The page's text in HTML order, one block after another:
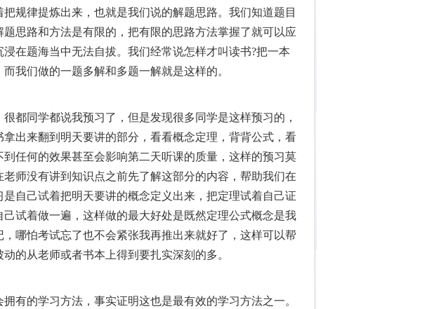
规律提炼出来，也就是我们说的解题思路。我们知道题目
思路和方法是有限的，把有限的思路方法掌握了就可以应
在题海当中无法自拔。我们经常说怎样才叫读书?把一本
我们做的一题多解和多题一解就是这样的。
都同学都说我预习了，但是发现很多同学是这样预习的，
出来翻到明天要讲的部分，看看概念定理，背背公式，看
任何的效果甚至会影响第二天听课的质量，这样的预习莫
师没有讲到知识点之前先了解这部分的内容，帮助我们在
是自己试着把明天要讲的概念定义出来，把定理试着自己证
试着做一遍，这样做的最大好处是既然定理公式概念是我
哪怕考试忘了也不会紧张我再推出来就好了，这样可以帮
的从老师或者书本上得到要扎实深刻的多。
有的学习方法，事实证明这也是最有效的学习方法之一。